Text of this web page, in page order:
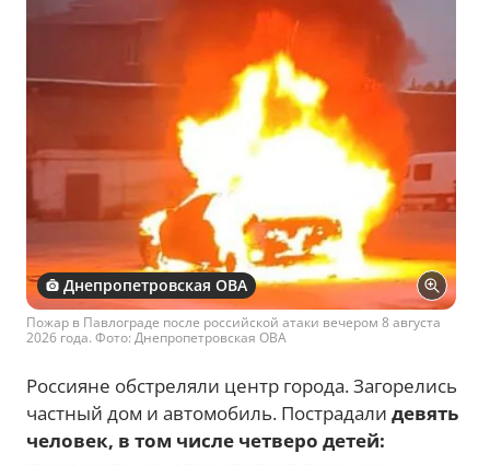
Днепропетровская ОВА
Пожар в Павлограде после российской атаки вечером 8 августа
2026 года. Фото: Днепропетровская ОВА
Россияне обстреляли центр города. Загорелись
частный дом и автомобиль. Пострадали девять
человек, в том числе четверо детей: